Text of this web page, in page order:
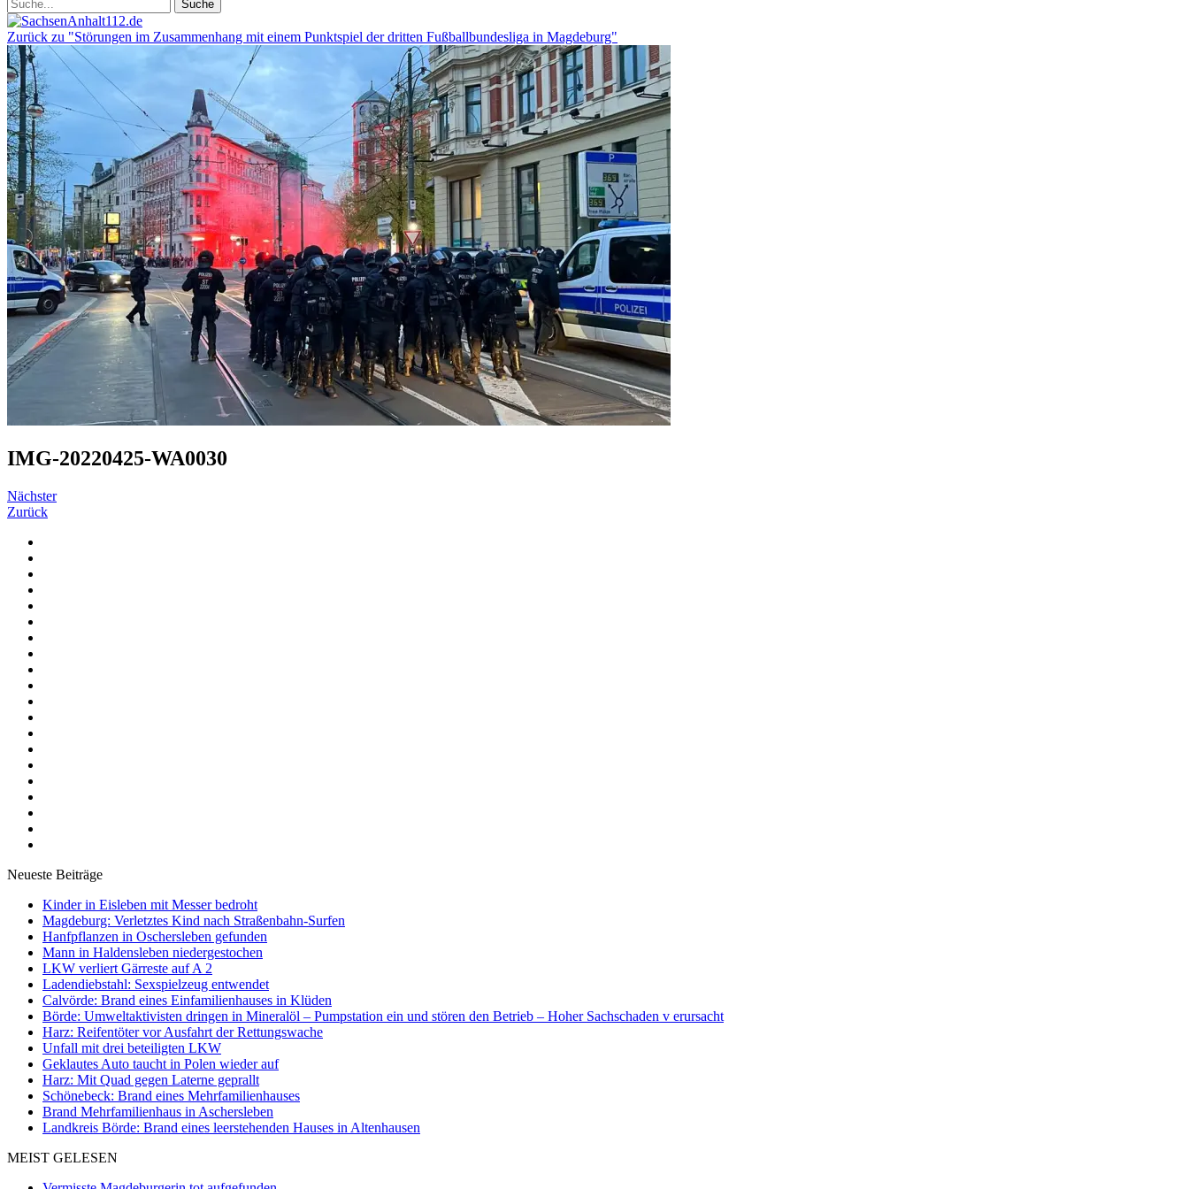
Zurück zu "Störungen im Zusammenhang mit einem Punktspiel der dritten Fußballbundesliga in Magdeburg"
IMG-20220425-WA0030
Nächster
Zurück
Neueste Beiträge
Kinder in Eisleben mit Messer bedroht
Magdeburg: Verletztes Kind nach Straßenbahn-Surfen
Hanfpflanzen in Oschersleben gefunden
Mann in Haldensleben niedergestochen
LKW verliert Gärreste auf A 2
Ladendiebstahl: Sexspielzeug entwendet
Calvörde: Brand eines Einfamilienhauses in Klüden
Börde: Umweltaktivisten dringen in Mineralöl – Pumpstation ein und stören den Betrieb – Hoher Sachschaden v erursacht
Harz: Reifentöter vor Ausfahrt der Rettungswache
Unfall mit drei beteiligten LKW
Geklautes Auto taucht in Polen wieder auf
Harz: Mit Quad gegen Laterne geprallt
Schönebeck: Brand eines Mehrfamilienhauses
Brand Mehrfamilienhaus in Aschersleben
Landkreis Börde: Brand eines leerstehenden Hauses in Altenhausen
MEIST GELESEN